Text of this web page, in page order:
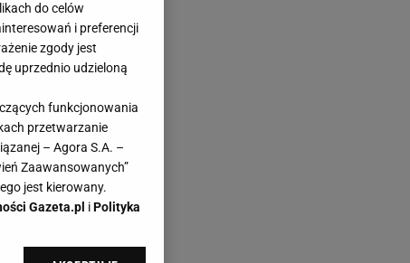
do celów
i preferencji
zgody jest
uprzednio udzieloną
funkcjonowania
przetwarzanie
– Agora S.A. –
Zaawansowanych”
jest kierowany.
Gazeta.pl iPolityka